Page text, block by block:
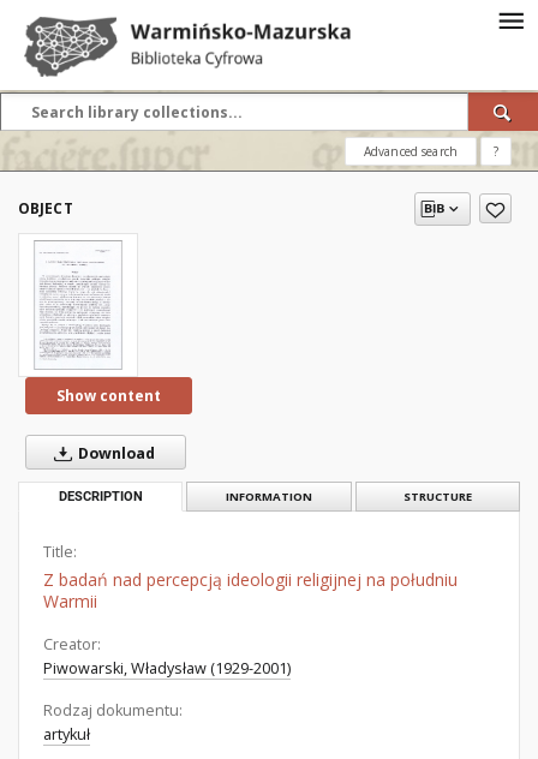
Advanced search ?
OBJECT
Show content
Download
DESCRIPTION INFORMATION STRUCTURE
Title:
Z badań nad percepcją ideologii religijnej na południu
Warmii
Creator:
Piwowarski, Władysław (1929-2001)
Rodzaj dokumentu:
artykuł